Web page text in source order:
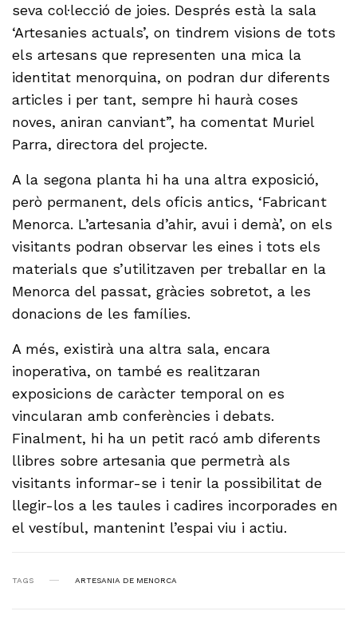
seva col·lecció de joies. Després està la sala
‘Artesanies actuals’, on tindrem visions de tots
els artesans que representen una mica la
identitat menorquina, on podran dur diferents
articles i per tant, sempre hi haurà coses
noves, aniran canviant”, ha comentat Muriel
Parra, directora del projecte.
A la segona planta hi ha una altra exposició,
però permanent, dels oficis antics, ‘Fabricant
Menorca. L’artesania d’ahir, avui i demà’, on els
visitants podran observar les eines i tots els
materials que s’utilitzaven per treballar en la
Menorca del passat, gràcies sobretot, a les
donacions de les famílies.
A més, existirà una altra sala, encara
inoperativa, on també es realitzaran
exposicions de caràcter temporal on es
vincularan amb conferències i debats.
Finalment, hi ha un petit racó amb diferents
llibres sobre artesania que permetrà als
visitants informar-se i tenir la possibilitat de
llegir-los a les taules i cadires incorporades en
el vestíbul, mantenint l’espai viu i actiu.
TAGS ARTESANIA DE MENORCA